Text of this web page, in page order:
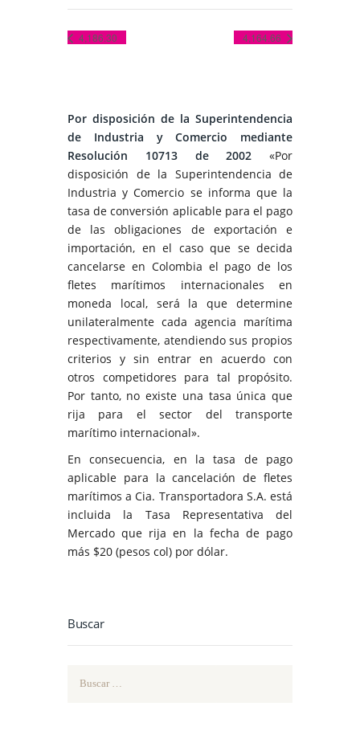
4,186.30 4,164.66
Por disposición de la Superintendencia
de Industria y Comercio mediante
Resolución 10713 de 2002 «Por
disposición de la Superintendencia de
Industria y Comercio se informa que la
tasa de conversión aplicable para el pago
de las obligaciones de exportación e
importación, en el caso que se decida
cancelarse en Colombia el pago de los
fletes marítimos internacionales en
moneda local, será la que determine
unilateralmente cada agencia marítima
respectivamente, atendiendo sus propios
criterios y sin entrar en acuerdo con
otros competidores para tal propósito.
Por tanto, no existe una tasa única que
rija para el sector del transporte
marítimo internacional».
En consecuencia, en la tasa de pago
aplicable para la cancelación de fletes
marítimos a Cia. Transportadora S.A. está
incluida la Tasa Representativa del
Mercado que rija en la fecha de pago
más $20 (pesos col) por dólar.
Buscar